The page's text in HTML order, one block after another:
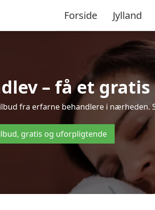
Forside Jylland
– få et
fra erfarne behandlere i
gratis og uforpligtende